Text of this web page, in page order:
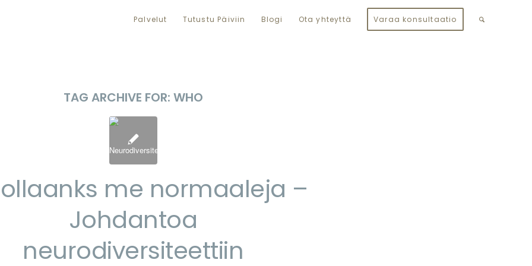
Palvelut Tutustu Päiviin Blogi Ota yhteyttä Varaa konsultaatio
TAG ARCHIVE FOR: WHO
me normaaleja –
Johdantoa
neurodiversiteettiin